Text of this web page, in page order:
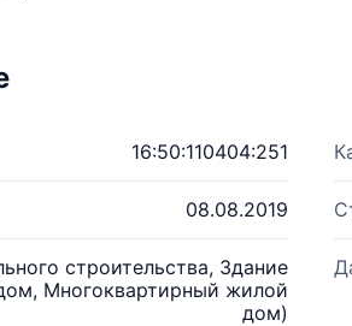
16:50:110404:251
08.08.2019
строительства, Здание
Многоквартирный жилой
дом)